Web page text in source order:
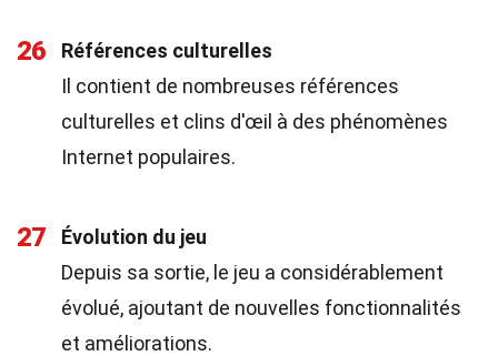
26
Références culturelles
Il contient de nombreuses références
culturelles et clins d'œil à des phénomènes
Internet populaires.
27
Évolution du jeu
Depuis sa sortie, le jeu a considérablement
évolué, ajoutant de nouvelles fonctionnalités
et améliorations.